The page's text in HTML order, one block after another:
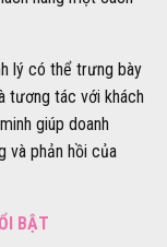
lý có thể trưng bày
tương tác với khách
giúp doanh
và phản hồi của
BẬT